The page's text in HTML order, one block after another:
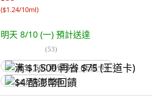
($1.24/10ml)
明天 8/10 (一) 預計送達
(53)
满 $1,500 再省 $75 (王道卡)
$4 酷澎幣回饋